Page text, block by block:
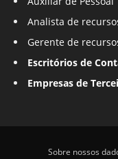
Analista de
Gerente de
Escritórios de
Empresas de
Sobre nossos